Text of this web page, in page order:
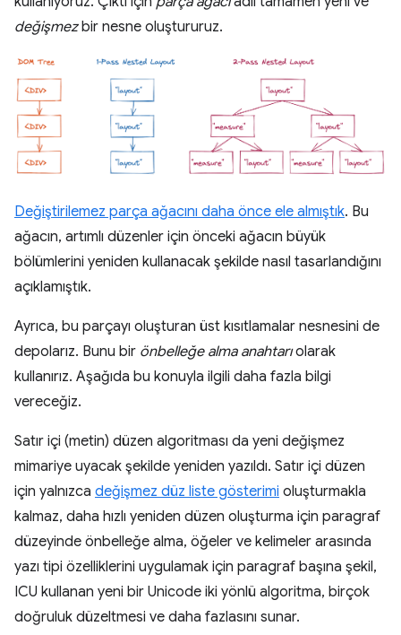
değişmezbir nesne oluştururuz.
Değiştirilemez parça ağacını daha önce ele almıştık. Bu
ağacın, artımlı düzenler için önceki ağacın büyük
bölümlerini yeniden kullanacak şekilde nasıl tasarlandığını
açıklamıştık.
Ayrıca, bu parçayı oluşturan üst kısıtlamalar nesnesini de
depolarız. Bunu bir önbelleğe alma anahtarıolarak
kullanırız. Aşağıda bu konuyla ilgili daha fazla bilgi
vereceğiz.
Satır içi (metin) düzen algoritması da yeni değişmez
mimariye uyacak şekilde yeniden yazıldı. Satır içi düzen
için yalnızca değişmez düz liste gösterimi oluşturmakla
kalmaz, daha hızlı yeniden düzen oluşturma için paragraf
düzeyinde önbelleğe alma, öğeler ve kelimeler arasında
yazı tipi özelliklerini uygulamak için paragraf başına şekil,
ICU kullanan yeni bir Unicode iki yönlü algoritma, birçok
doğruluk düzeltmesi ve daha fazlasını sunar.